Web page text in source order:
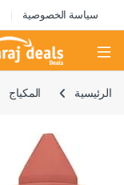
سياسة الخصوصية
Open
الرئيسية المكياج